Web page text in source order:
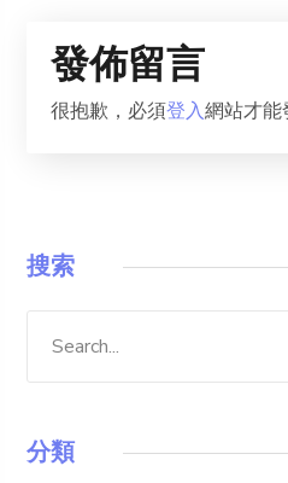
發佈留言
很抱歉，必須登入網站才能
搜索
分類